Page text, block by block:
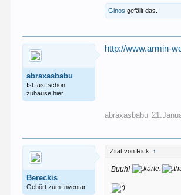
Ginos gefällt das.
abraxasbabu
Ist fast schon
zuhause hier
http://www.armin-
abraxasbabu
Bereckis
Gehört zum Inventar
Zitat von Rick: ↑
Buuh!